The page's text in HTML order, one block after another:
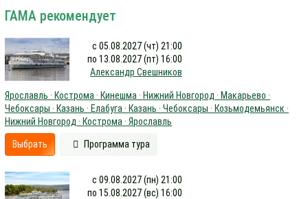
ГАМА рекомендует
с 05.08.2027 (чт) 21:00
по 13.08.2027 (пт) 16:00
Александр Свешников
Ярославль · Кострома · Кинешма · Нижний Новгород · Макарьево ·
Чебоксары · Казань · Елабуга · Казань · Чебоксары · Козьмодемьянск ·
Нижний Новгород · Кострома · Ярославль
Выбрать Программа тура
с 09.08.2027 (пн) 21:00
по 15.08.2027 (вс) 16:00